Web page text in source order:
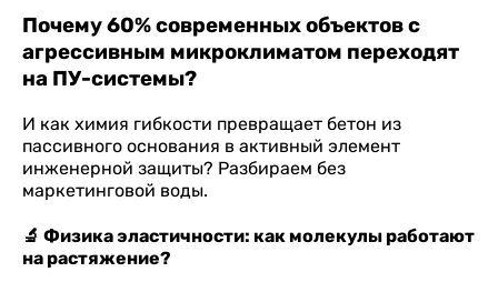
Почему 60% современных объектов с
агрессивным микроклиматом переходят
на ПУ-системы?
И как химия гибкости превращает бетон из
пассивного основания в активный элемент
инженерной защиты? Разбираем без
маркетинговой воды.
🔬 Физика эластичности: как молекулы работают
на растяжение?